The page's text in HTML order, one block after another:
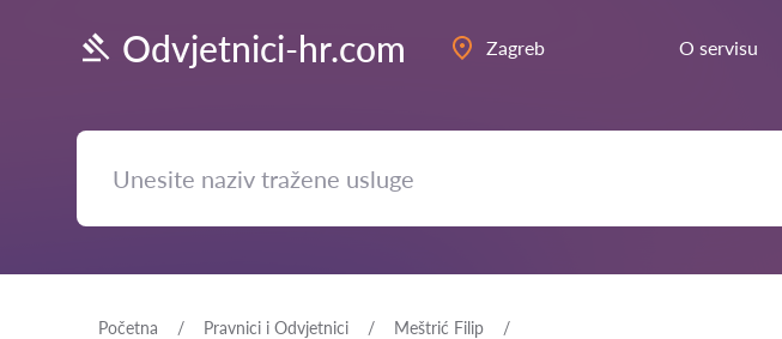
Odvjetnici-hr.com Zagreb O servisu
Početna Pravnici i Odvjetnici Meštrić Filip